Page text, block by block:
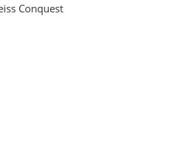
Conquest